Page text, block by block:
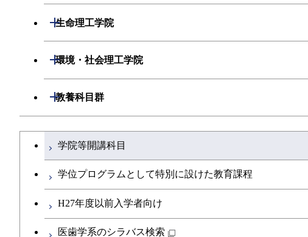
数理・計算科学系
開閉
知能情報コース
情報工学コース
知能情報コース
エネルギー・情報コース
人間医療科学技術コース
専門科目
生命理工学院
開閉
生命理工学系
開閉
ライフエンジニアリングコース
地球生命コース
人間医療科学技術コース
物質・情報卓越コース
環境・社会理工学院
開閉
建築学系
開閉
都市・環境学コース
開閉
エネルギーコース
社会・人間科学コース
イノベーション科学系
教養科目群
開閉
文系教養科目
英語科目
第二外国語科目
大学院課程を切り替える
学院等開講科目
学位プログラムとして特別に設けた教育課程
H27年度以前入学者向け
医歯学系のシラバス検索